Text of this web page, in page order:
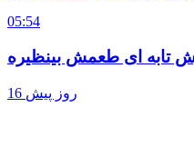
05:54
16 روز پیش